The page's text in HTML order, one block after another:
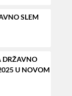
SLEM
DRŽAVNO
U NOVOM